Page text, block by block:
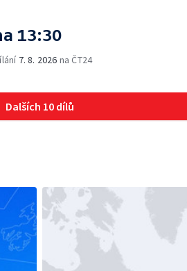
13:30
7. 8. 2026 na ČT24
Dalších 10 dílů